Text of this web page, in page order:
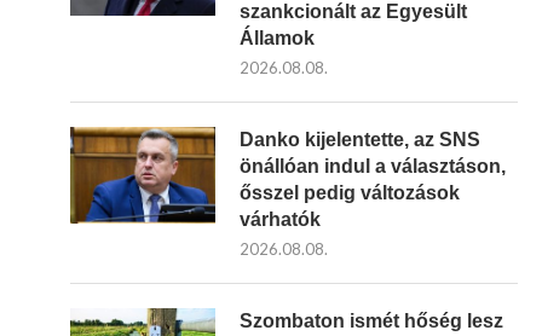
szankcionált az Egyesült
Államok
2026.08.08.
Danko kijelentette, az SNS
önállóan indul a választáson,
ősszel pedig változások
várhatók
2026.08.08.
Szombaton ismét hőség lesz